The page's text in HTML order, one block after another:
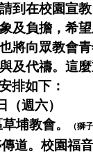
到在校園宣
及負擔，希
將向眾教會
及代禱。這
排如下：
（週六）
埔教會。
（獅
道。校園福